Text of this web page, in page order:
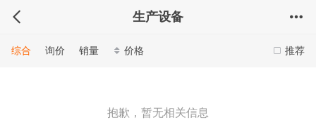
生产设备
推荐
综合 询价 销量 价格
抱歉，暂无相关信息